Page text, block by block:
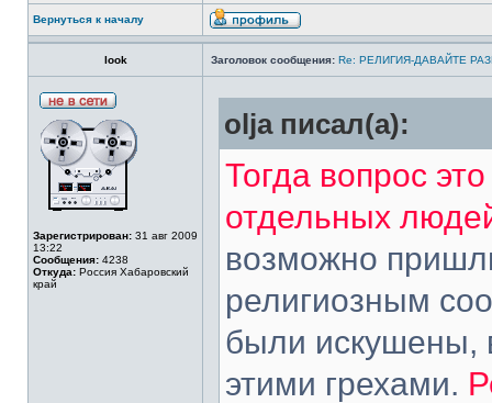
Вернуться к началу
look Заголовок сообщения: Re: РЕЛИГИЯ-ДАВАЙТЕ
Зарегистрирован: 31 авг 2009
13:22
Сообщения: 4238
Откуда: Россия Хабаровский
край
olja писал(а):
Тогда вопрос
отдельных
возможно
религиозным
были искушены,
этими грехами.